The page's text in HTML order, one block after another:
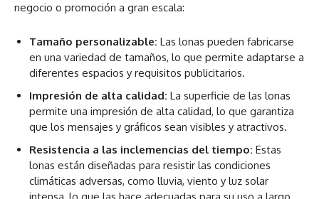
negocio o promoción a gran escala:
Tamaño personalizable: Las lonas pueden fabricarse
en una variedad de tamaños, lo que permite adaptarse a
diferentes espacios y requisitos publicitarios.
Impresión de alta calidad: La superficie de las lonas
permite una impresión de alta calidad, lo que garantiza
que los mensajes y gráficos sean visibles y atractivos.
Resistencia a las inclemencias del tiempo: Estas
lonas están diseñadas para resistir las condiciones
climáticas adversas, como lluvia, viento y luz solar